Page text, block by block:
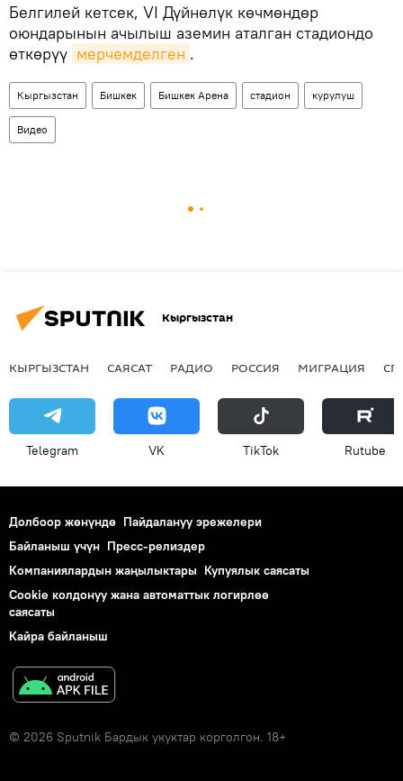
Белгилей кетсек, VI Дүйнөлүк көчмөндөр
оюндарынын ачылыш аземин аталган стадиондо
өткөрүү мерчемделген .
Кыргызстан Бишкек Бишкек Арена стадион курулуш
Видео
Кыргызстан
КЫРГЫЗСТАН САЯСАТ РАДИО РОССИЯ МИГРАЦИЯ
Telegram VK ТikТоk Rutube
Долбоор жөнүндө Пайдалануу эрежелери
Байланыш үчүн Пресс-релиздер
Компаниялардын жаңылыктары Купуялык саясаты
Cookie колдонуу жана автоматтык логирлөө
саясаты
Кайра байланыш
© 2026 Sputnik Бардык укуктар корголгон. 18+